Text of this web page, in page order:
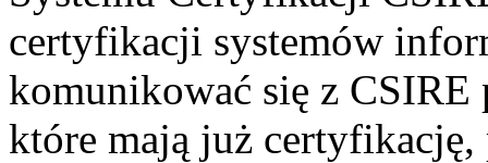
certyfikacji systemów
komunikować się z
które mają już